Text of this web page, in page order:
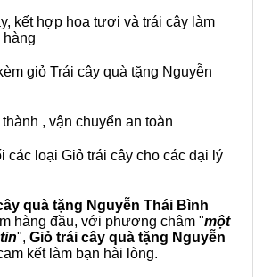
kết hợp hoa tươi và trái cây làm
hàng
giỏ Trái cây quà tặng Nguyễn
, vận chuyển an toàn
các loại Giỏ trái cây cho các đại lý
quà tặng Nguyễn Thái Bình
hàng đầu, với phương châm "một
", Giỏ trái cây quà tặng Nguyễn
kết làm bạn hài lòng.